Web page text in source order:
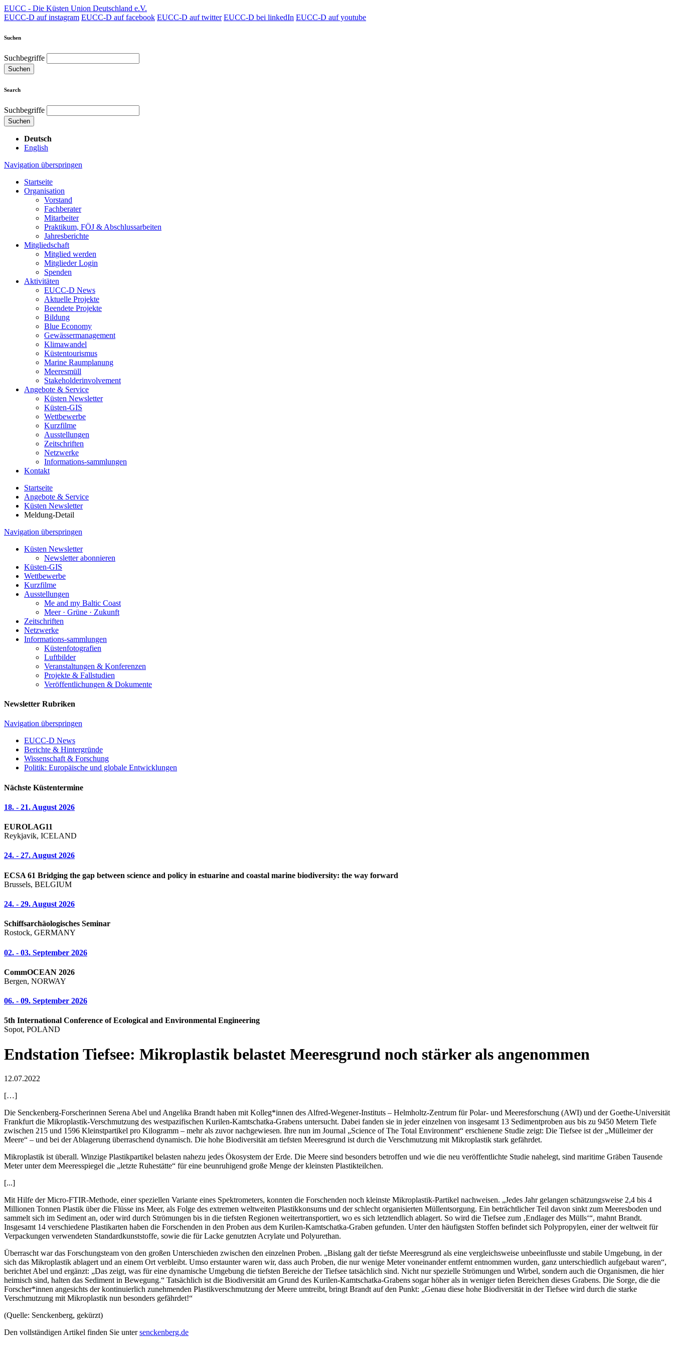
EUCC - Die Küsten Union Deutschland e.V.
EUCC-D auf instagram EUCC-D auf facebook EUCC-D auf twitter EUCC-D bei linkedIn EUCC-D auf youtube
Suchen
Suchbegriffe
Suchen
Search
Suchbegriffe
Suchen
Deutsch
English
Navigation überspringen
Startseite
Organisation
Vorstand
Fachberater
Mitarbeiter
Praktikum, FÖJ & Abschlussarbeiten
Jahresberichte
Mitgliedschaft
Mitglied werden
Mitglieder Login
Spenden
Aktivitäten
EUCC-D News
Aktuelle Projekte
Beendete Projekte
Bildung
Blue Economy
Gewässermanagement
Klimawandel
Küstentourismus
Marine Raumplanung
Meeresmüll
Stakeholderinvolvement
Angebote & Service
Küsten Newsletter
Küsten-GIS
Wettbewerbe
Kurzfilme
Ausstellungen
Zeitschriften
Netzwerke
Informations-sammlungen
Kontakt
Startseite
Angebote & Service
Küsten Newsletter
Meldung-Detail
Navigation überspringen
Küsten Newsletter
Newsletter abonnieren
Küsten-GIS
Wettbewerbe
Kurzfilme
Ausstellungen
Me and my Baltic Coast
Meer · Grüne · Zukunft
Zeitschriften
Netzwerke
Informations-sammlungen
Küstenfotografien
Luftbilder
Veranstaltungen & Konferenzen
Projekte & Fallstudien
Veröffentlichungen & Dokumente
Newsletter Rubriken
Navigation überspringen
EUCC-D News
Berichte & Hintergründe
Wissenschaft & Forschung
Politik: Europäische und globale Entwicklungen
Nächste Küstentermine
18. - 21. August 2026
EUROLAG11
Reykjavik, ICELAND
24. - 27. August 2026
ECSA 61 Bridging the gap between science and policy in estuarine and coastal marine biodiversity: the way forward
Brussels, BELGIUM
24. - 29. August 2026
Schiffsarchäologisches Seminar
Rostock, GERMANY
02. - 03. September 2026
CommOCEAN 2026
Bergen, NORWAY
06. - 09. September 2026
5th International Conference of Ecological and Environmental Engineering
Sopot, POLAND
Endstation Tiefsee: Mikroplastik belastet Meeresgrund noch stärker als angenommen
12.07.2022
[…]
Die Senckenberg-Forscherinnen Serena Abel und Angelika Brandt haben mit Kolleg*innen des Alfred-Wegener-Instituts – Helmholtz-Zentrum für Polar- und Meeresforschung (AWI) und der Goethe-Universität
Frankfurt die Mikroplastik-Verschmutzung des westpazifischen Kurilen-Kamtschatka-Grabens untersucht. Dabei fanden sie in jeder einzelnen von insgesamt 13 Sedimentproben aus bis zu 9450 Metern Tiefe
zwischen 215 und 1596 Kleinstpartikel pro Kilogramm – mehr als zuvor nachgewiesen. Ihre nun im Journal „Science of The Total Environment“ erschienene Studie zeigt: Die Tiefsee ist der „Mülleimer der
Meere“ – und bei der Ablagerung überraschend dynamisch. Die hohe Biodiversität am tiefsten Meeresgrund ist durch die Verschmutzung mit Mikroplastik stark gefährdet.
Mikroplastik ist überall. Winzige Plastikpartikel belasten nahezu jedes Ökosystem der Erde. Die Meere sind besonders betroffen und wie die neu veröffentlichte Studie nahelegt, sind maritime Gräben Tausende
Meter unter dem Meeresspiegel die „letzte Ruhestätte“ für eine beunruhigend große Menge der kleinsten Plastikteilchen.
[...]
Mit Hilfe der Micro-FTIR-Methode, einer speziellen Variante eines Spektrometers, konnten die Forschenden noch kleinste Mikroplastik-Partikel nachweisen. „Jedes Jahr gelangen schätzungsweise 2,4 bis 4
Millionen Tonnen Plastik über die Flüsse ins Meer, als Folge des extremen weltweiten Plastikkonsums und der schlecht organisierten Müllentsorgung. Ein beträchtlicher Teil davon sinkt zum Meeresboden und
sammelt sich im Sediment an, oder wird durch Strömungen bis in die tiefsten Regionen weitertransportiert, wo es sich letztendlich ablagert. So wird die Tiefsee zum ‚Endlager des Mülls‘“, mahnt Brandt.
Insgesamt 14 verschiedene Plastikarten haben die Forschenden in den Proben aus dem Kurilen-Kamtschatka-Graben gefunden. Unter den häufigsten Stoffen befindet sich Polypropylen, einer der weltweit für
Verpackungen verwendeten Standardkunststoffe, sowie die für Lacke genutzten Acrylate und Polyurethan.
Überrascht war das Forschungsteam von den großen Unterschieden zwischen den einzelnen Proben. „Bislang galt der tiefste Meeresgrund als eine vergleichsweise unbeeinflusste und stabile Umgebung, in der
sich das Mikroplastik ablagert und an einem Ort verbleibt. Umso erstaunter waren wir, dass auch Proben, die nur wenige Meter voneinander entfernt entnommen wurden, ganz unterschiedlich aufgebaut waren“,
berichtet Abel und ergänzt: „Das zeigt, was für eine dynamische Umgebung die tiefsten Bereiche der Tiefsee tatsächlich sind. Nicht nur spezielle Strömungen und Wirbel, sondern auch die Organismen, die hier
heimisch sind, halten das Sediment in Bewegung.“ Tatsächlich ist die Biodiversität am Grund des Kurilen-Kamtschatka-Grabens sogar höher als in weniger tiefen Bereichen dieses Grabens. Die Sorge, die die
Forscher*innen angesichts der kontinuierlich zunehmenden Plastikverschmutzung der Meere umtreibt, bringt Brandt auf den Punkt: „Genau diese hohe Biodiversität in der Tiefsee wird durch die starke
Verschmutzung mit Mikroplastik nun besonders gefährdet!“
(Quelle: Senckenberg, gekürzt)
Den vollständigen Artikel finden Sie untersenckenberg.de